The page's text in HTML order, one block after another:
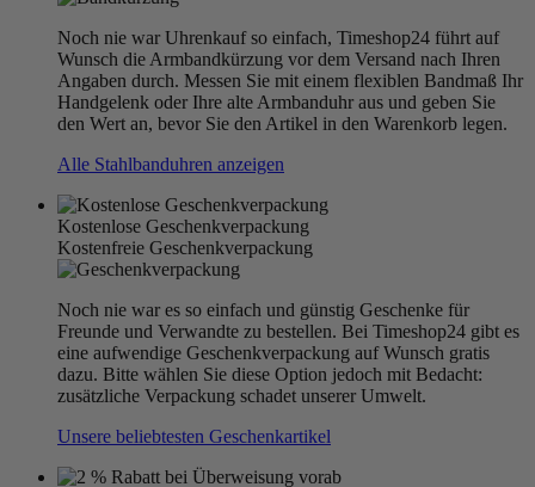
Noch nie war Uhrenkauf so einfach, Timeshop24 führt auf
Wunsch die Armbandkürzung vor dem Versand nach Ihren
Angaben durch. Messen Sie mit einem flexiblen Bandmaß Ihr
Handgelenk oder Ihre alte Armbanduhr aus und geben Sie
den Wert an, bevor Sie den Artikel in den Warenkorb legen.
Alle Stahlbanduhren anzeigen
Kostenlose Geschenkverpackung
Kostenfreie Geschenkverpackung
Noch nie war es so einfach und günstig Geschenke für
Freunde und Verwandte zu bestellen. Bei Timeshop24 gibt es
eine aufwendige Geschenkverpackung auf Wunsch gratis
dazu. Bitte wählen Sie diese Option jedoch mit Bedacht:
zusätzliche Verpackung schadet unserer Umwelt.
Unsere beliebtesten Geschenkartikel